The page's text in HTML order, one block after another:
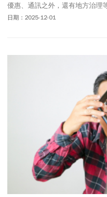
優惠、通訊之外，還有地方治理
健保新藥、iPASS MONEY改革
日期：2025-12-01